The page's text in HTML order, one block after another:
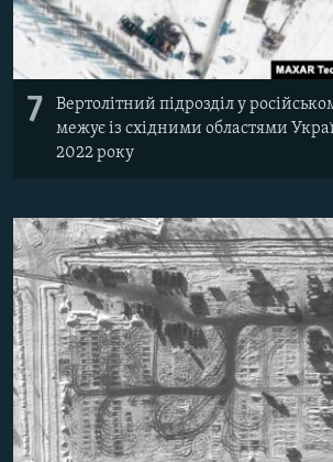
7
Вертолітний підрозділ у
межує із східними областями
2022 року